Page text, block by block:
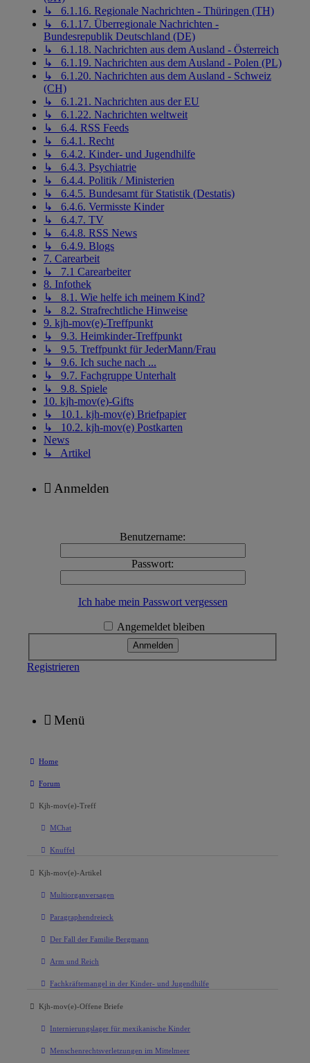
↳ 6.1.16. Regionale Nachrichten - Thüringen (TH)
↳ 6.1.17. Überregionale Nachrichten -
Bundesrepublik Deutschland (DE)
↳ 6.1.18. Nachrichten aus dem Ausland - Österreich
↳ 6.1.19. Nachrichten aus dem Ausland - Polen (PL)
↳ 6.1.20. Nachrichten aus dem Ausland - Schweiz
(CH)
↳ 6.1.21. Nachrichten aus der EU
↳ 6.1.22. Nachrichten weltweit
↳ 6.4. RSS Feeds
↳ 6.4.1. Recht
↳ 6.4.2. Kinder- und Jugendhilfe
↳ 6.4.3. Psychiatrie
↳ 6.4.4. Politik / Ministerien
↳ 6.4.5. Bundesamt für Statistik (Destatis)
↳ 6.4.6. Vermisste Kinder
↳ 6.4.7. TV
↳ 6.4.8. RSS News
↳ 6.4.9. Blogs
7. Carearbeit
↳ 7.1 Carearbeiter
8. Infothek
↳ 8.1. Wie helfe ich meinem Kind?
↳ 8.2. Strafrechtliche Hinweise
9. kjh-mov(e)-Treffpunkt
↳ 9.3. Heimkinder-Treffpunkt
↳ 9.5. Treffpunkt für JederMann/Frau
↳ 9.6. Ich suche nach ...
↳ 9.7. Fachgruppe Unterhalt
↳ 9.8. Spiele
10. kjh-mov(e)-Gifts
↳ 10.1. kjh-mov(e) Briefpapier
↳ 10.2. kjh-mov(e) Postkarten
News
↳ Artikel
Anmelden
Benutzername:
Passwort:
Ich habe mein Passwort vergessen
Angemeldet bleiben
Registrieren
Menü
Home
Forum
Kjh-mov(e)-Treff
MChat
Knuffel
Kjh-mov(e)-Artikel
Multiorganversagen
Paragraphendreieck
Der Fall der Familie Bergmann
Arm und Reich
Fachkräftemangel in der Kinder- und Jugendhilfe
Kjh-mov(e)-Offene Briefe
Internierungslager für mexikanische Kinder
Menschenrechtsverletzungen im Mittelmeer